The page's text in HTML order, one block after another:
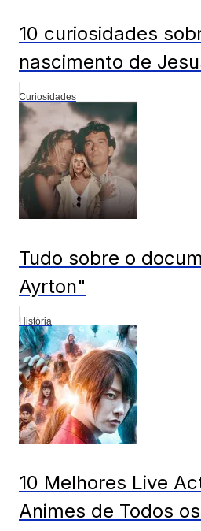
10 curiosidades
nascimento de
Curiosidades
Tudo sobre o
Ayrton"
História
10 Melhores Live
Animes de Todos